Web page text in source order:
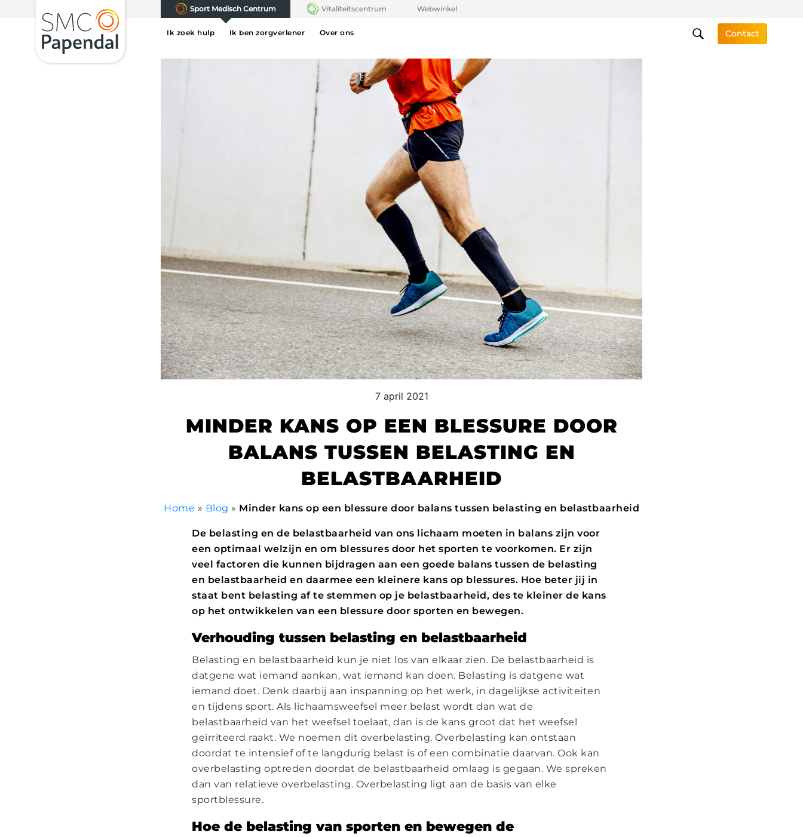
Sport Medisch Centrum Vitaliteitscentrum Webwinkel
Ik zoek hulp Ik ben zorgverlener Over ons Contact
7 april 2021
MINDER KANS OP EEN BLESSURE DOOR
BALANS TUSSEN BELASTING EN
BELASTBAARHEID
Home » Blog » Minder kans op een blessure door balans tussen belasting en belastbaarheid
De belasting en de belastbaarheid van ons lichaam moeten in balans zijn voor
een optimaal welzijn en om blessures door het sporten te voorkomen. Er zijn
veel factoren die kunnen bijdragen aan een goede balans tussen de belasting
en belastbaarheid en daarmee een kleinere kans op blessures. Hoe beter jij in
staat bent belasting af te stemmen op je belastbaarheid, des te kleiner de kans
op het ontwikkelen van een blessure door sporten en bewegen.
Verhouding tussen belasting en belastbaarheid
Belasting en belastbaarheid kun je niet los van elkaar zien. De belastbaarheid is
datgene wat iemand aankan, wat iemand kan doen. Belasting is datgene wat
iemand doet. Denk daarbij aan inspanning op het werk, in dagelijkse activiteiten
en tijdens sport. Als lichaamsweefsel meer belast wordt dan wat de
belastbaarheid van het weefsel toelaat, dan is de kans groot dat het weefsel
geïrriteerd raakt. We noemen dit overbelasting. Overbelasting kan ontstaan
doordat te intensief of te langdurig belast is of een combinatie daarvan. Ook kan
overbelasting optreden doordat de belastbaarheid omlaag is gegaan. We spreken
dan van relatieve overbelasting. Overbelasting ligt aan de basis van elke
sportblessure.
Hoe de belasting van sporten en bewegen de